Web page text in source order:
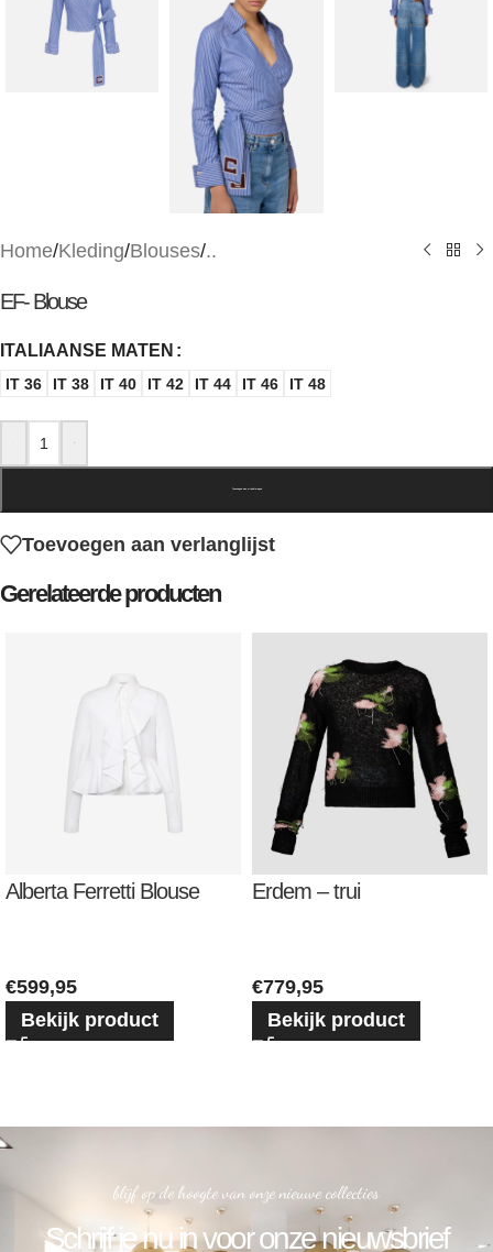
Home/Kleding/Blouses/..
EF- Blouse
ITALIAANSE MATEN
IT 36 IT 38 IT 40 IT 42 IT 44 IT 46 IT 48
Toevoegen aan verlanglijst
Gerelateerde producten
Alberta Ferretti Blouse
€599,95
Bekijk product
Erdem – trui
€779,95
Bekijk product
blijf op de hoogte van onze nieuwe collecties
Schrijf je nu in voor onze nieuwsbrief